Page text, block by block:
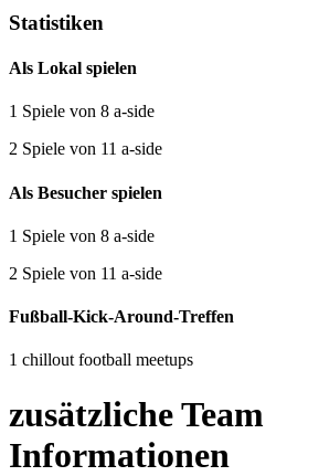
Statistiken
Als Lokal spielen
1 Spiele von 8 a-side
2 Spiele von 11 a-side
Als Besucher spielen
1 Spiele von 8 a-side
2 Spiele von 11 a-side
Fußball-Kick-Around-Treffen
1 chillout football meetups
zusätzliche Team
Informationen